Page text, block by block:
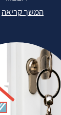
המשך קריאה